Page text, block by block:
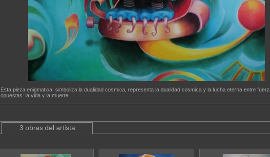
Esta pieza enigmatica, simboliza la dualidad cosmica, representa la dualidad cosmica y la lucha eterna entre
opuestas: la vida y la muerte.
3 obras del artista